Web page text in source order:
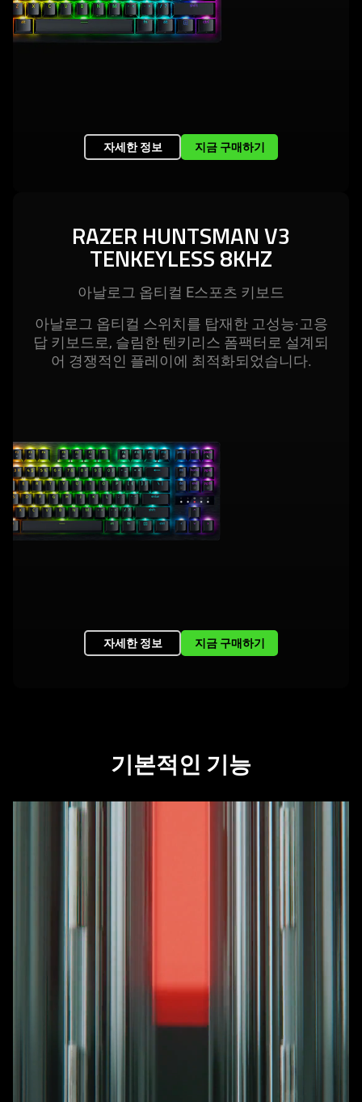
자세한 정보 지금 구매하기
RAZER HUNTSMAN V3
TENKEYLESS 8KHZ
아날로그 옵티컬 E스포츠 키 보드
아날로그 옵티컬 스위치를 탑재한 고성능·고응
답 키보드로, 슬림한 텐키리스 폼팩터로 설계되
어 경쟁적인 플레이에 최적화되었습니다.
자세한 정보 지금 구매하기
기본적인 기능